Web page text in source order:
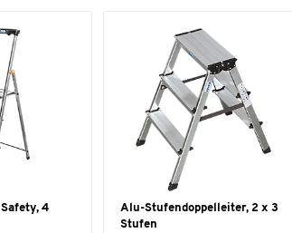
4
Alu-Stufendoppelleiter, 2 x 3
Stufen